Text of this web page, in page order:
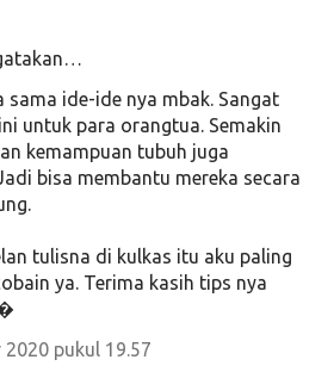
sama ide-ide nya mbak. Sangat
untuk para orangtua. Semakin
kemampuan tubuh juga
bisa membantu mereka secara
tulisna di kulkas itu aku paling
ya. Terima kasih tips nya
2020 pukul 19.57